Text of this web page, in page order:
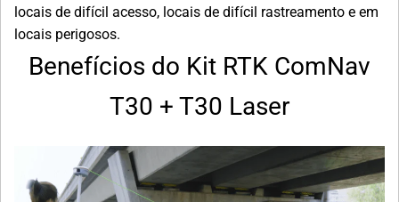
locais de difícil acesso, locais de difícil rastreamento e em
locais perigosos.
Benefícios do Kit RTK ComNav
T30 + T30 Laser